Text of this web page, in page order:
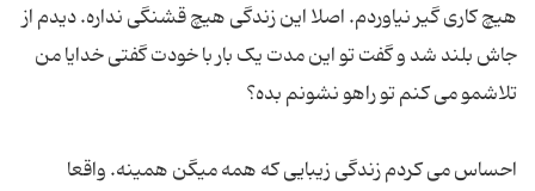
هیچ کاری گیر نیاوردم. اصلا این زندگی هیچ قشنگی نداره. دیدم از
جاش بلند شد و گفت تو این مدت یک بار با خودت گفتی خدایا من
احساس می کردم زندگی زیبایی که همه میگن همینه. واقعا